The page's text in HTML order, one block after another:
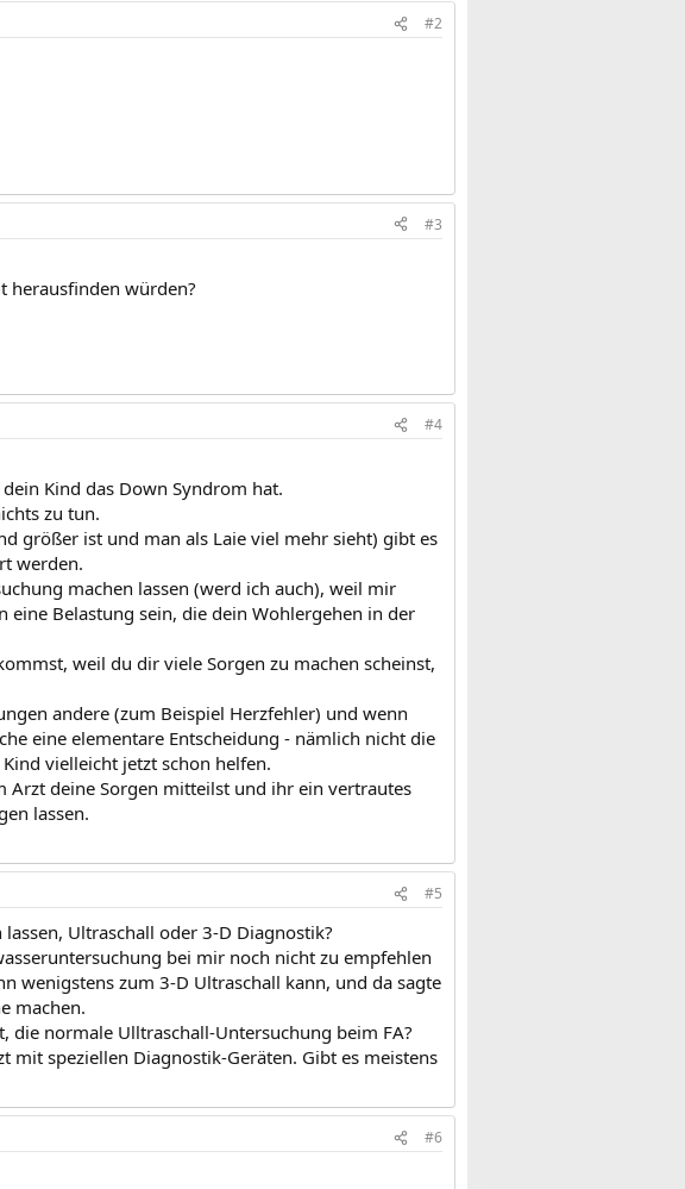
#2
#3
herausfinden würden?
#4
Kind das Down Syndrom hat.
zu tun.
größer ist und man als Laie viel mehr sieht) gibt es
werden.
machen lassen (werd ich auch), weil mir
eine Belastung sein, die dein Wohlergehen in der
weil du dir viele Sorgen zu machen scheinst,
andere (zum Beispiel Herzfehler) und wenn
eine elementare Entscheidung - nämlich nicht die
vielleicht jetzt schon helfen.
Arzt deine Sorgen mitteilst und ihr ein vertrautes
lassen.
#5
Ultraschall oder 3-D Diagnostik?
bei mir noch nicht zu empfehlen
wenigstens zum 3-D Ultraschall kann, und da sagte
machen.
die normale Ulltraschall-Untersuchung beim FA?
mit speziellen Diagnostik-Geräten. Gibt es meistens
#6